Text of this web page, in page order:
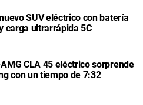
SUV eléctrico con batería
carga ultrarrápida 5C
CLA 45 eléctrico sorprende
con un tiempo de 7:32